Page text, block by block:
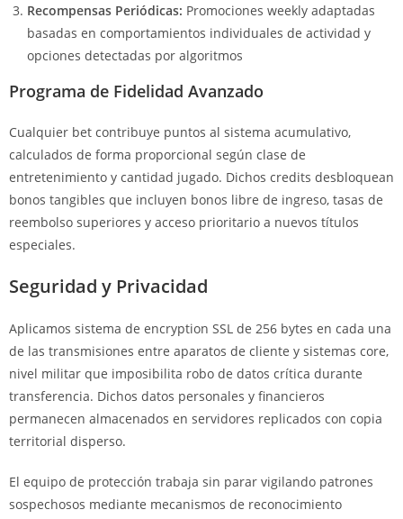
Recompensas Periódicas: Promociones weekly adaptadas
basadas en comportamientos individuales de actividad y
opciones detectadas por algoritmos
Programa de Fidelidad Avanzado
Cualquier bet contribuye puntos al sistema acumulativo,
calculados de forma proporcional según clase de
entretenimiento y cantidad jugado. Dichos credits desbloquean
bonos tangibles que incluyen bonos libre de ingreso, tasas de
reembolso superiores y acceso prioritario a nuevos títulos
especiales.
Seguridad y Privacidad
Aplicamos sistema de encryption SSL de 256 bytes en cada una
de las transmisiones entre aparatos de cliente y sistemas core,
nivel militar que imposibilita robo de datos crítica durante
transferencia. Dichos datos personales y financieros
permanecen almacenados en servidores replicados con copia
territorial disperso.
El equipo de protección trabaja sin parar vigilando patrones
sospechosos mediante mecanismos de reconocimiento